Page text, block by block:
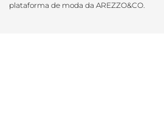
plataforma de moda da AREZZO&CO.